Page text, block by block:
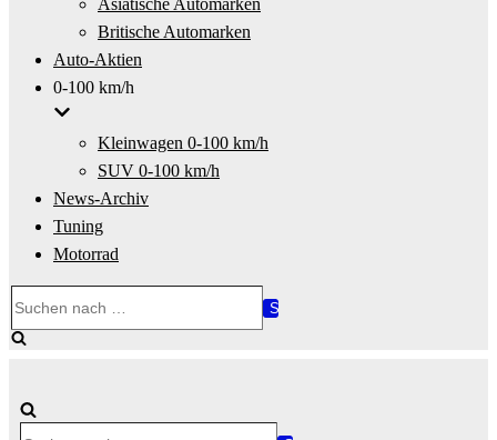
Asiatische Automarken
Britische Automarken
Auto-Aktien
0-100 km/h
Kleinwagen 0-100 km/h
SUV 0-100 km/h
News-Archiv
Tuning
Motorrad
nach …